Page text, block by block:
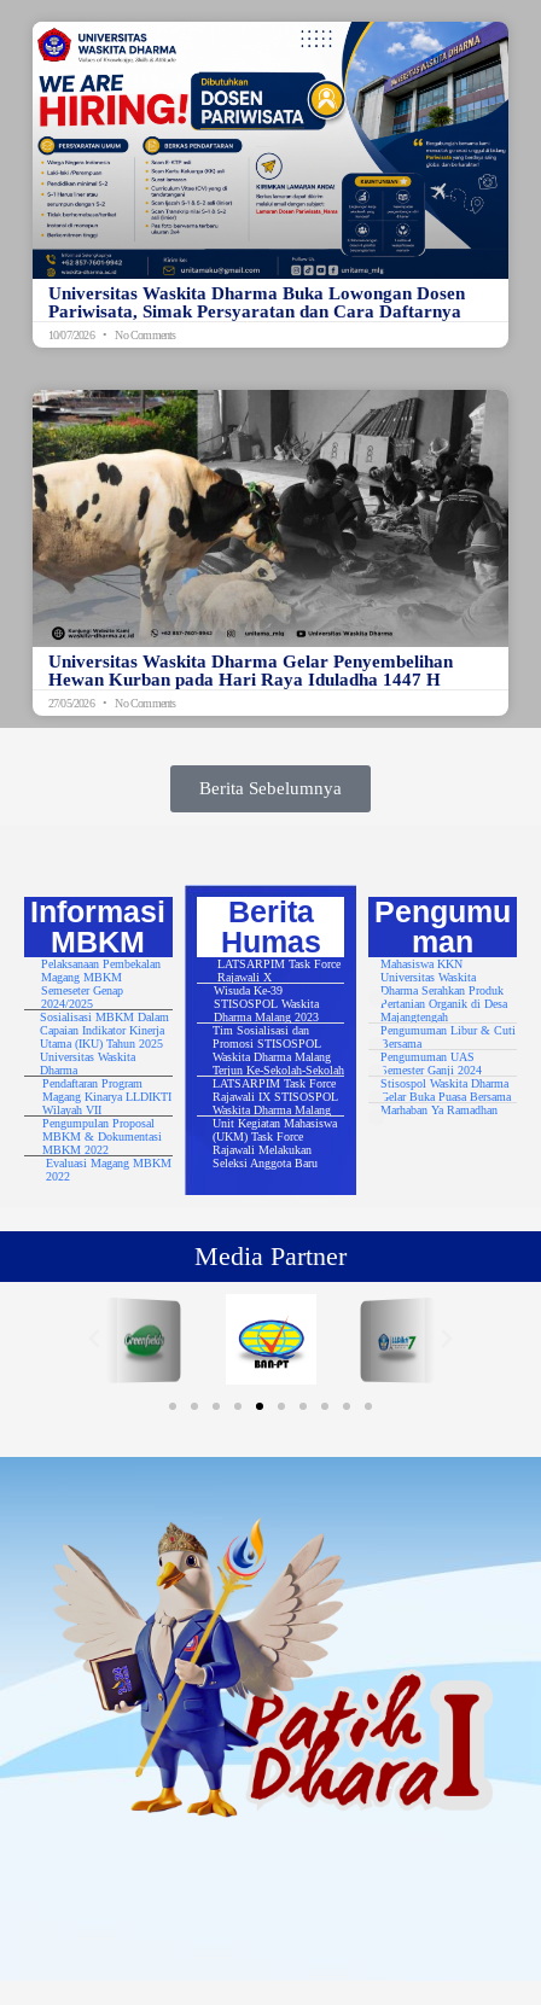
Universitas Waskita Dharma Buka Lowongan Dosen
Pariwisata, Simak Persyaratan dan Cara Daftarnya
10/07/2026 No Comments
Universitas Waskita Dharma Gelar Penyembelihan
Hewan Kurban pada Hari Raya Iduladha 1447 H
27/05/2026 No Comments
Berita Sebelumnya
Informasi
MBKM
Pelaksanaan Pembekalan
Magang MBKM
Semeseter Genap
2024/2025
Sosialisasi MBKM Dalam
Capaian Indikator Kinerja
Utama (IKU) Tahun 2025
Universitas Waskita
Dharma
Pendaftaran Program
Magang Kinarya LLDIKTI
Wilayah VII
Pengumpulan Proposal
MBKM & Dokumentasi
MBKM 2022
Evaluasi Magang MBKM
2022
Berita
Humas
LATSARPIM Task Force
Rajawali X
Wisuda Ke-39
STISOSPOL Waskita
Dharma Malang 2023
Tim Sosialisasi dan
Promosi STISOSPOL
Waskita Dharma Malang
Terjun Ke-Sekolah-Sekolah
LATSARPIM Task Force
Rajawali IX STISOSPOL
Waskita Dharma Malang
Unit Kegiatan Mahasiswa
(UKM) Task Force
Rajawali Melakukan
Seleksi Anggota Baru
Pengumu
man
Mahasiswa KKN
Universitas Waskita
Dharma Serahkan Produk
Pertanian Organik di Desa
Majangtengah
Pengumuman Libur & Cuti
Bersama
Pengumuman UAS
Semester Ganji 2024
Stisospol Waskita Dharma
Gelar Buka Puasa Bersama
Marhaban Ya Ramadhan
Media Partner